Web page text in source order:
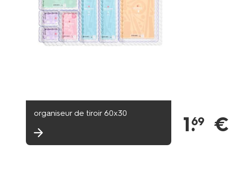
organiseur de tiroir 60x30 1.
69 €